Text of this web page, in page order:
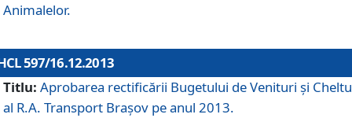
Animalelor.
597/16.12.2013
Titlu: Aprobarea rectificării Bugetului de Venituri şi
al R.A. Transport Braşov pe anul 2013.